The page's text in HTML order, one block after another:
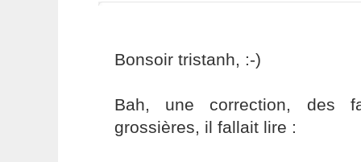
Bonsoir tristanh, :-)
Bah, une correction, des
grossières, il fallait lire :